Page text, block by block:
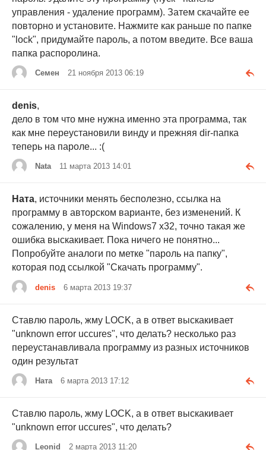
управления - удаление программ). Затем скачайте ее
повторно и установите. Нажмите как раньше по папке
"lock", придумайте пароль, а потом введите. Все ваша
папка распоролина.
Семен 21 ноября 2013 06:19
denis,
дело в том что мне нужна именно эта программа, так
как мне переустановили винду и прежняя dir-папка
теперь на пароле... :(
Nata 11 марта 2013 14:01
Ната, источники менять бесполезно, ссылка на
программу в авторском варианте, без изменений. К
сожалению, у меня на Windows7 x32, точно такая же
ошибка выскакивает. Пока ничего не понятно...
Попробуйте аналоги по метке "пароль на папку",
которая под ссылкой "Скачать программу".
denis 6 марта 2013 19:37
Ставлю пароль, жму LOCK, а в ответ выскакивает
"unknown error uccures", что делать? несколько раз
переустанавливала программу из разных источников
один результат
Ната 6 марта 2013 17:12
Ставлю пароль, жму LOCK, а в ответ выскакивает
"unknown error uccures", что делать?
Leonid 2 марта 2013 11:20